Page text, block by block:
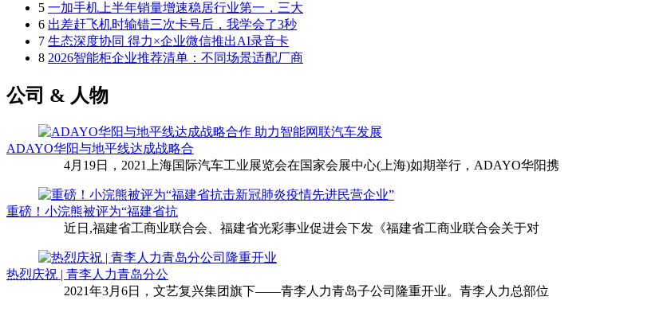
5 一加手机上半年销量增速稳居行业第一，三大
6 出差赶飞机时输错三次卡号后，我学会了3秒
7 生态深度协同 得力×企业微信推出AI录音卡
8 2026智能柜企业推荐清单：不同场景适配厂商
公司 & 人物
ADAYO华阳与地平线达成战略合
4月19日，2021上海国际汽车工业展览会在国家会展中心(上海)如期举行，ADAYO华阳携
重磅！小浣熊被评为“福建省抗
近日,福建省工商业联合会、福建省光彩事业促进会下发《福建省工商业联合会关于对
热烈庆祝 | 青李人力青岛分公
2021年3月6日，文艺复兴集团旗下——青李人力青岛子公司隆重开业。青李人力总部位